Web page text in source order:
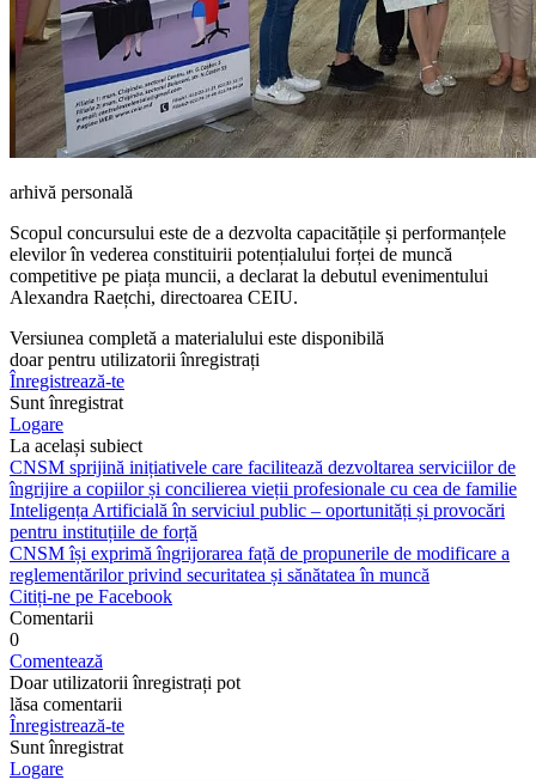
arhivă personală
Scopul concursului este de a dezvolta capacitățile și performanțele
elevilor în vederea con­stituirii potențialului forței de muncă
competitive pe piața muncii, a declarat la debutul eve­nimentului
Alexandra Raețchi, directoarea CEIU.
Versiunea completă a materialului este disponibilă
doar pentru utilizatorii înregistrați
Înregistrează-te
Sunt înregistrat
Logare
La același subiect
CNSM sprijină inițiativele care facilitează dezvoltarea serviciilor de
îngrijire a copiilor și concilierea vieții profesionale cu cea de familie
Inteligența Artificială în serviciul public – oportunități și provocări
pentru instituțiile de forță
CNSM își exprimă îngrijorarea față de propunerile de modificare a
reglementărilor privind securitatea și sănătatea în muncă
Citiți-ne pe Facebook
Comentarii
0
Comentează
Doar utilizatorii înregistrați pot
lăsa comentarii
Înregistrează-te
Sunt înregistrat
Logare